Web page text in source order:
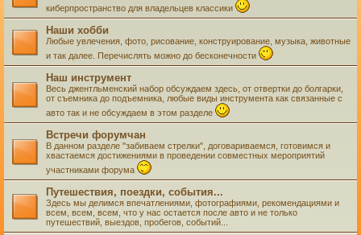
киберпространство для владельцев классики
Наши хобби
Любые увлечения, фото, рисование, конструирование, музыка, животные
и так далее. Перечислять можно до бесконечности
Наш инструмент
Весь джентльменский набор обсуждаем здесь, от отвертки до болгарки,
от съемника до подъемника, любые виды инструмента как связанные с
авто так и не обсуждаем в этом разделе
Встречи форумчан
В данном разделе "забиваем стрелки", договариваемся, готовимся и
хвастаемся достижениями в проведении совместных мероприятий
участниками форума
Путешествия, поездки, события...
Здесь мы делимся впечатлениями, фотографиями, рекомендациями и
всем, всем, всем, что у нас остается после авто и не только
путешествий, выездов, пробегов, событий...